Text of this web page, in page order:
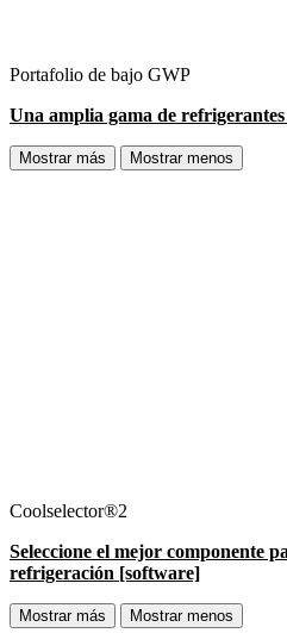
Portafolio de bajo GWP
Una amplia gama de
Mostrar más Mostrar menos
Coolselector®2
Seleccione el mejor componente
refrigeración [software]
Mostrar más Mostrar menos